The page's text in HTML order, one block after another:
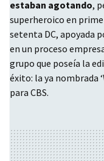
estaban agotando,
superheroico en
setenta DC, apoyada
en un proceso
grupo que poseía la
éxito: la ya nombrada
para CBS.